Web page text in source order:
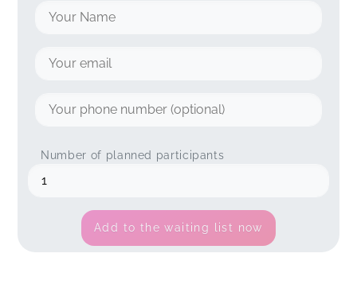
Number of planned participants
Add to the waiting list now